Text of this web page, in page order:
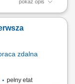
pokaż opis
Czas
zdalna
pełny etat